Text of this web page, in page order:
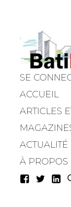
SE
ACCUEIL
ARTICLES
ACTUALITÉ
À PROPOS